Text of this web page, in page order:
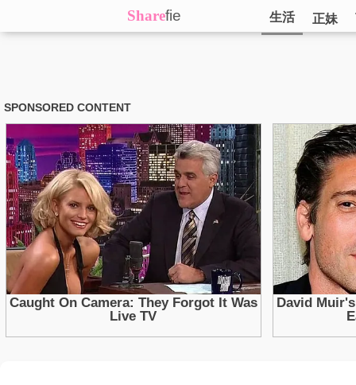
Sharefie 生活 正妹